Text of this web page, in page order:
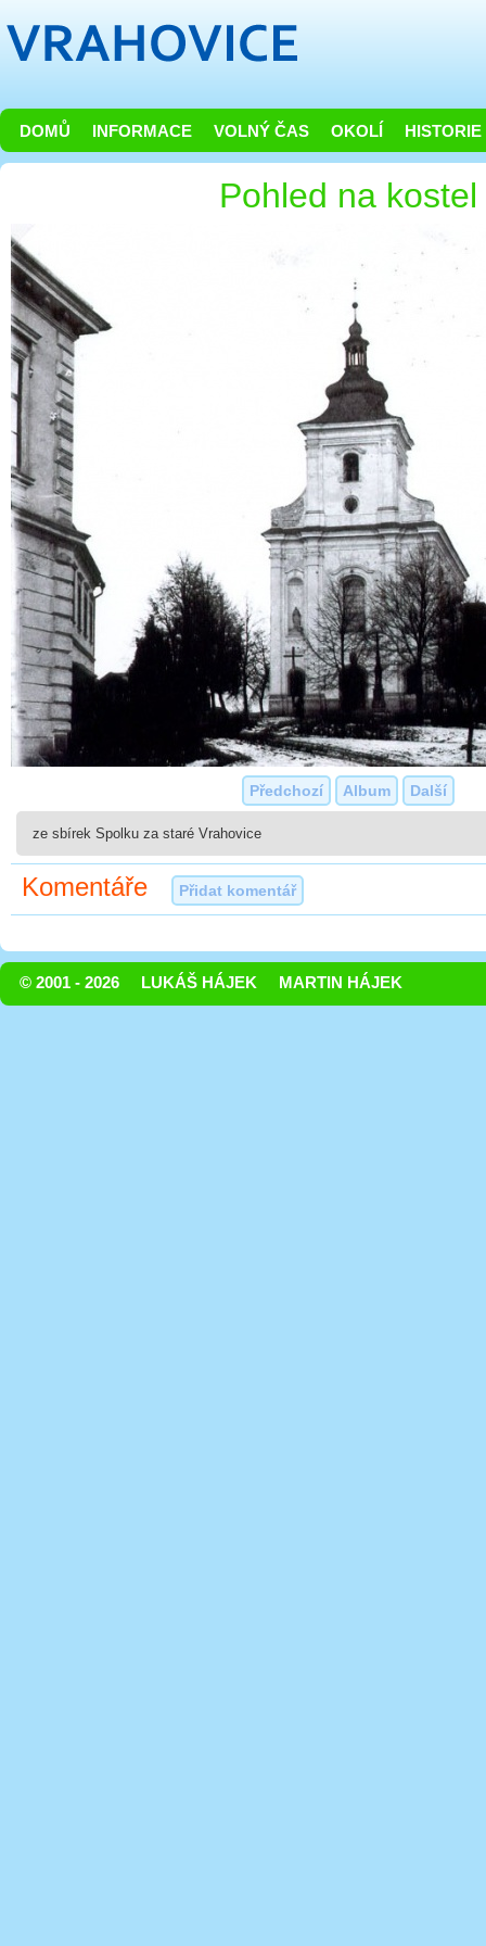
DOMŮ INFORMACE VOLNÝ ČAS OKOLÍ HISTORIE
Pohled na kostel
Předchozí Album Další
ze sbírek Spolku za staré Vrahovice
Komentáře Přidat komentář
© 2001 - 2026 LUKÁŠ HÁJEK MARTIN HÁJEK